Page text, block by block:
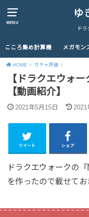
MENU
ゆ
ド
こころ集め計算機 メガモン
HOME ガチャ評価
【ドラクエウォ
【動画紹介】
2021年5月15日 2021
ツイート シェア
ドラクエウォークの
を作ったので載せてお